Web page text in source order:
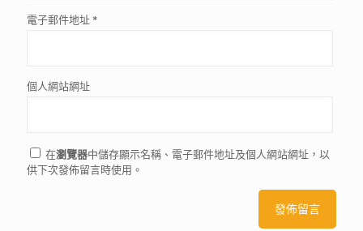
電子郵件地址 *
個人網站網址
在瀏覽器中儲存顯示名稱、電子郵件地址及個人網站網址，以
供下次發佈留言時使用。